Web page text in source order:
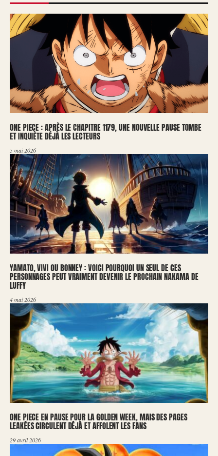
ONE PIECE : APRÈS LE CHAPITRE 1179, UNE NOUVELLE PAUSE TOMBE
ET INQUIÈTE DÉJÀ LES LECTEURS
5 mai 2026
YAMATO, VIVI OU BONNEY : VOICI POURQUOI UN SEUL DE CES
PERSONNAGES PEUT VRAIMENT DEVENIR LE PROCHAIN NAKAMA DE
LUFFY
4 mai 2026
ONE PIECE EN PAUSE POUR LA GOLDEN WEEK, MAIS DES PAGES
LEAKÉES CIRCULENT DÉJÀ ET AFFOLENT LES FANS
29 avril 2026